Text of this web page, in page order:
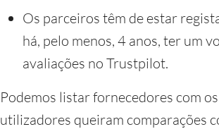
Os parceiros têm de estar
há, pelo menos, 4 anos, ter um
avaliações no Trustpilot.
Podemos listar fornecedores com
utilizadores queiram comparações